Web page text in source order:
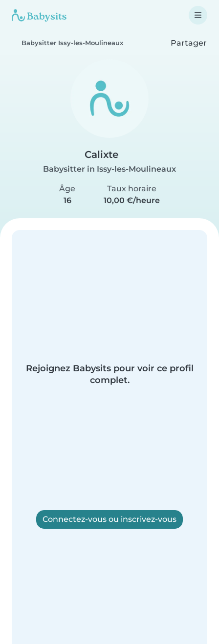
Babysitter Issy-les-Moulineaux Partager
Calixte
Babysitter in Issy-les-Moulineaux
Âge
16
Taux horaire
10,00 €/heure
Rejoignez Babysits pour voir ce profil
complet.
Connectez-vous ou inscrivez-vous